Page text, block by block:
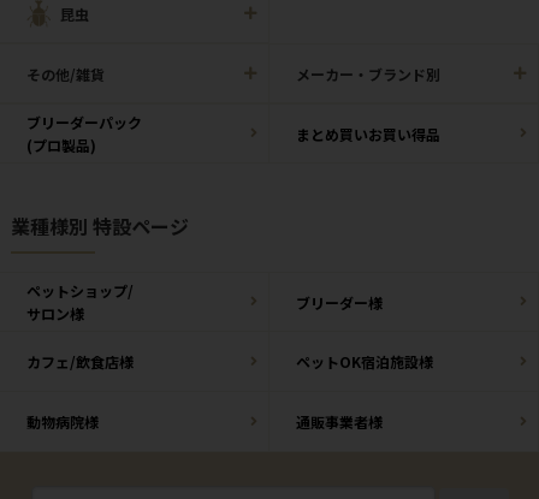
昆虫
その他/雑貨 メーカー・ブランド別
ブリーダーパック
(プロ製品)
まとめ買いお買い得品
業種様別 特設ページ
ペットショップ/
サロン様
ブリーダー様
カフェ/飲食店様 ペットOK宿泊施設様
動物病院様 通販事業者様